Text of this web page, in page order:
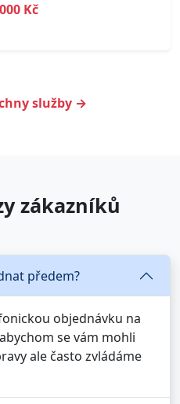
Kč
služby →
zákazníků
předem?
objednávku na
se vám mohli
ale často zvládáme